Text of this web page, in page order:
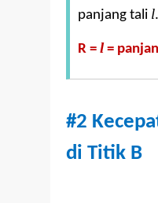
panjang tali l.
R = l =
#2
di Titik B